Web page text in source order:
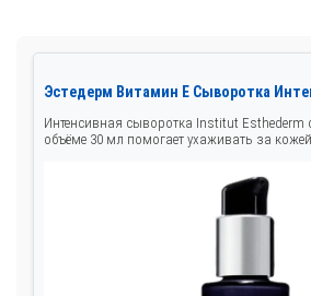
Эстедерм Витамин E Сыворотка
Интенсивная сыворотка Institut Esthederm
объёме 30 мл помогает ухаживать за